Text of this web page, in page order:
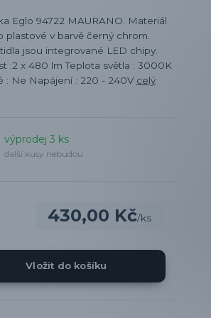
Eglo 94722 MAURANO. Materiál
plastové v barvě černý chrom.
jsou integrované LED chipy.
:2 x 480 lm Teplota světla : 3000K
: Ne Napájení : 220 - 240V celý
výprodej 3 ks
další kusy nebudou
430,00 Kč/ks
Vložit do košíku